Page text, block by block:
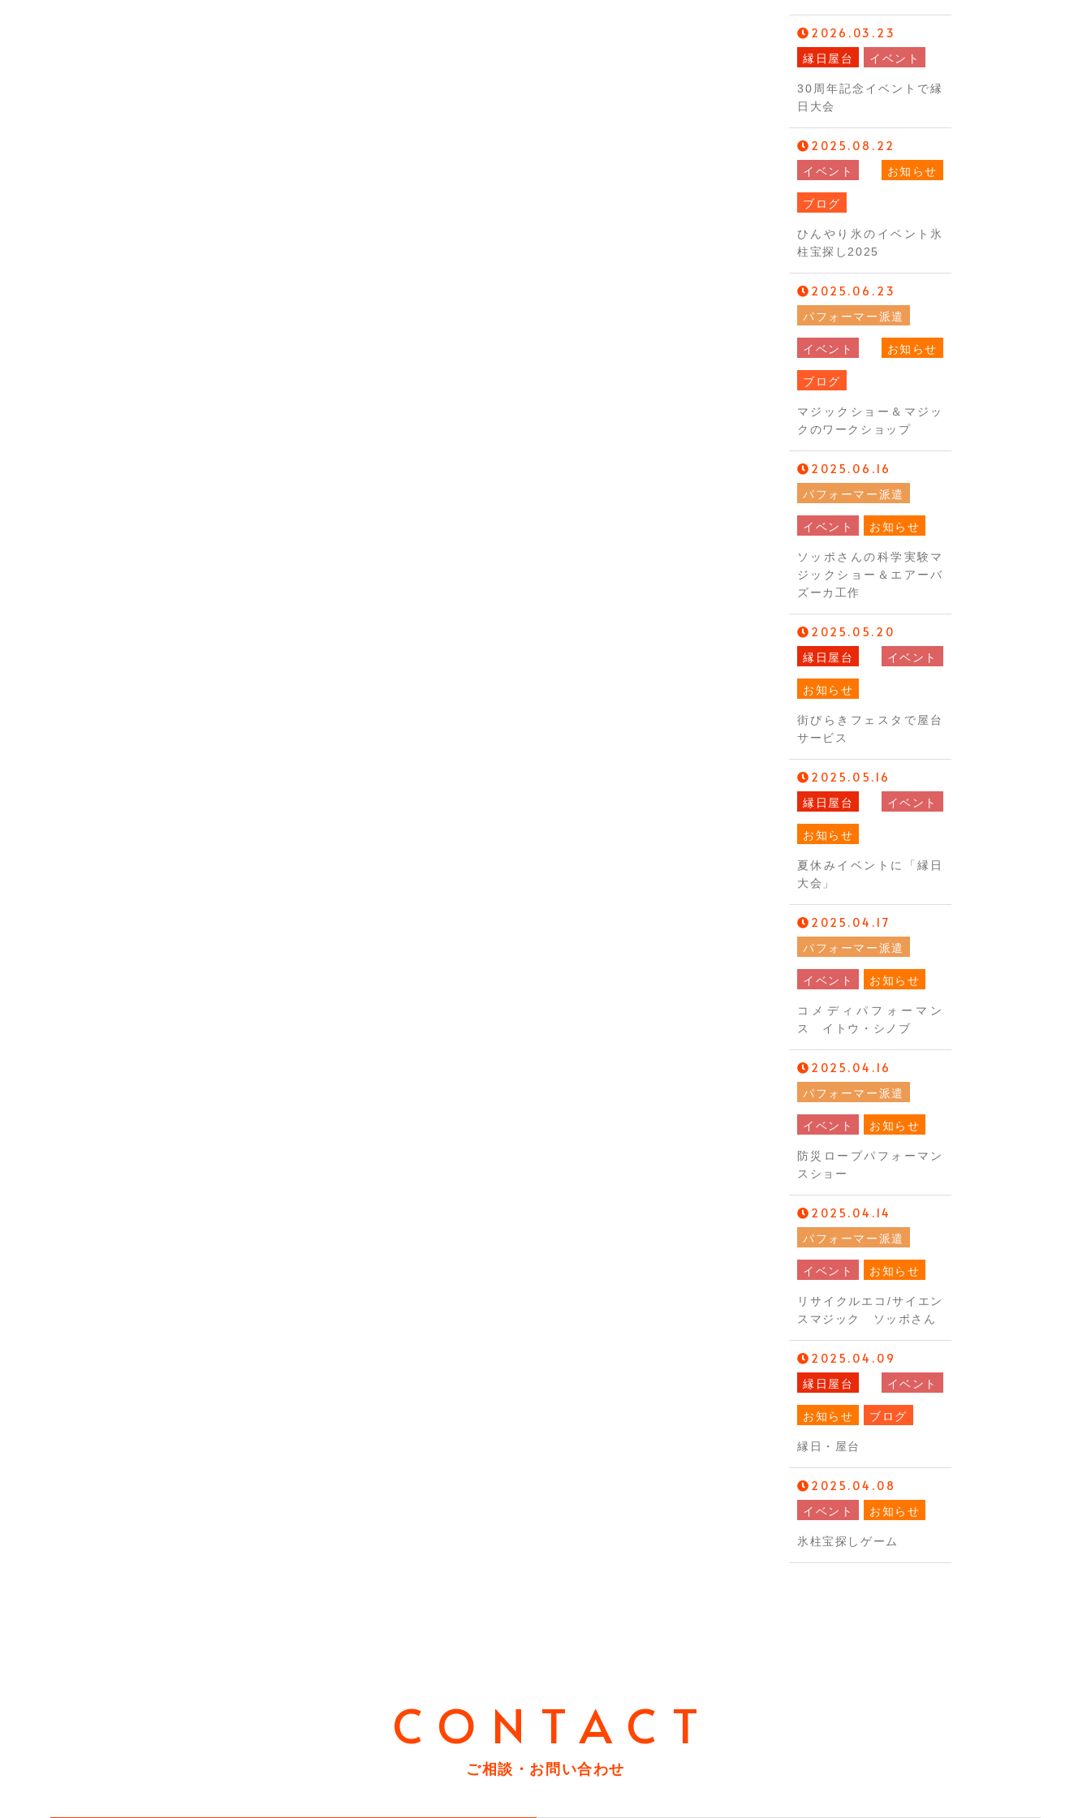
2026.03.23
縁日屋台 イベント
30周年記念イベントで縁
日大会
2025.08.22
イベント お知らせ
ブログ
ひんやり氷のイベント氷
柱宝探し2025
2025.06.23
パフォーマー派遣
イベント お知らせ
ブログ
マジックショー＆マジッ
クのワークショップ
2025.06.16
パフォーマー派遣
イベント お知らせ
ソッポさんの科学実験マ
ジックショー＆エアーバ
ズーカ工作
2025.05.20
縁日屋台 イベント
お知らせ
街びらきフェスタで屋台
サービス
2025.05.16
縁日屋台 イベント
お知らせ
夏休みイベントに「縁日
大会」
2025.04.17
パフォーマー派遣
イベント お知らせ
コメディパフォーマン
ス イトウ・シノブ
2025.04.16
パフォーマー派遣
イベント お知らせ
防災ロープパフォーマン
スショー
2025.04.14
パフォーマー派遣
イベント お知らせ
リサイクルエコ/サイエン
スマジック ソッポさん
2025.04.09
縁日屋台 イベント
お知らせ ブログ
縁日・屋台
2025.04.08
イベント お知らせ
氷柱宝探しゲーム
CONTACT
ご相談・お問い合わせ